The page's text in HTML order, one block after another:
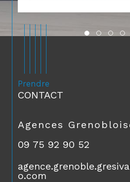
Prendre
CONTACT
Agences
09 75 92 90 52
o.com